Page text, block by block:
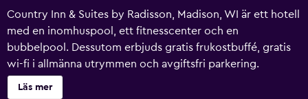
Country Inn & Suites by Radisson, Madison, WI är ett hotell
med en inomhuspool, ett fitnesscenter och en
bubbelpool. Dessutom erbjuds gratis frukostbuffé, gratis
wi-fi i allmänna utrymmen och avgiftsfri parkering.
Dessutom erbjuds mikro i allmänt utrymme, business-
Läs mer